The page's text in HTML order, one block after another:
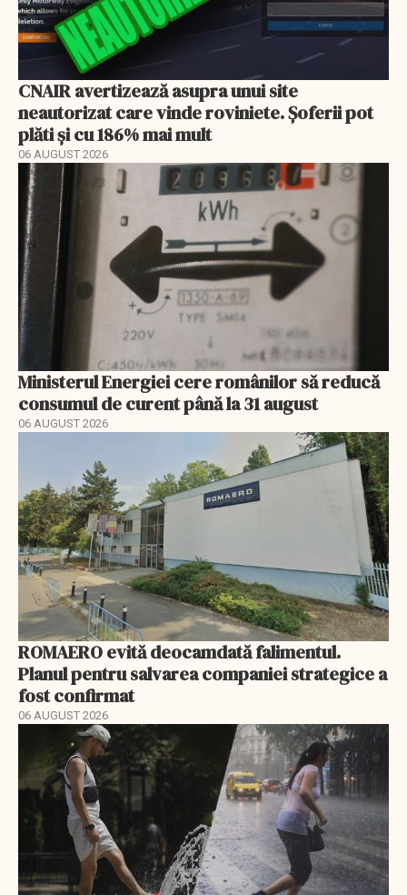
CNAIR avertizează asupra unui site
neautorizat care vinde roviniete. Șoferii pot
plăti și cu 186% mai mult
06 AUGUST 2026
Ministerul Energiei cere românilor să reducă
consumul de curent până la 31 august
06 AUGUST 2026
ROMAERO evită deocamdată falimentul.
Planul pentru salvarea companiei strategice a
fost confirmat
06 AUGUST 2026